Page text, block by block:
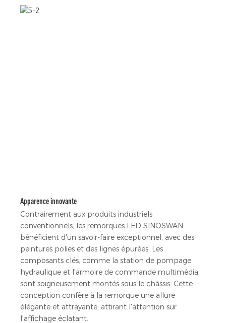
Apparence innovante
Contrairement aux produits industriels
conventionnels, les remorques LED SINOSWAN
bénéficient d'un savoir-faire exceptionnel, avec des
peintures polies et des lignes épurées. Les
composants clés, comme la station de pompage
hydraulique et l'armoire de commande multimédia,
sont soigneusement montés sous le châssis. Cette
conception confère à la remorque une allure
élégante et attrayante, attirant l'attention sur
l'affichage éclatant.